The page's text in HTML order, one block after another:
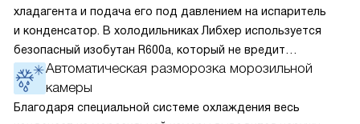
хладагента и подача его под давлением на испаритель
и конденсатор. В холодильниках Либхер используется
безопасный изобутан R600a, который не вредит
окружающей среде. Компрессор перегоняет его
по охладительному контуру по принципу насоса. Чем
лучше работает «мотор» прибора, тем качественнее
Автоматическая разморозка морозильной
камеры
Благодаря специальной системе охлаждения весь